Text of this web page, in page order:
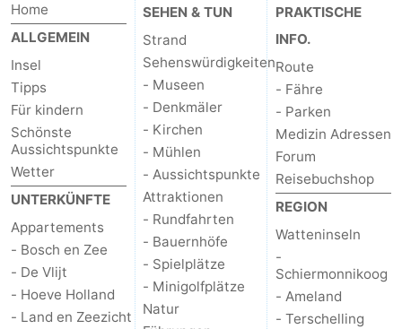
Kontakt
Home
ALLGEMEIN
Insel
Tipps
Für kindern
Schönste
Aussichtspunkte
Wetter
UNTERKÜNFTE
Appartements
- Bosch en Zee
- De Vlijt
- Hoeve Holland
- Land en Zeezicht
SEHEN & TUN
Strand
Sehenswürdigkeiten
- Museen
- Denkmäler
- Kirchen
- Mühlen
- Aussichtspunkte
Attraktionen
- Rundfahrten
- Bauernhöfe
- Spielplätze
- Minigolfplätze
Natur
PRAKTISCHE
INFO.
Route
- Fähre
- Parken
Medizin Adressen
Forum
Reisebuchshop
REGION
Watteninseln
-
Schiermonnikoog
- Ameland
- Terschelling